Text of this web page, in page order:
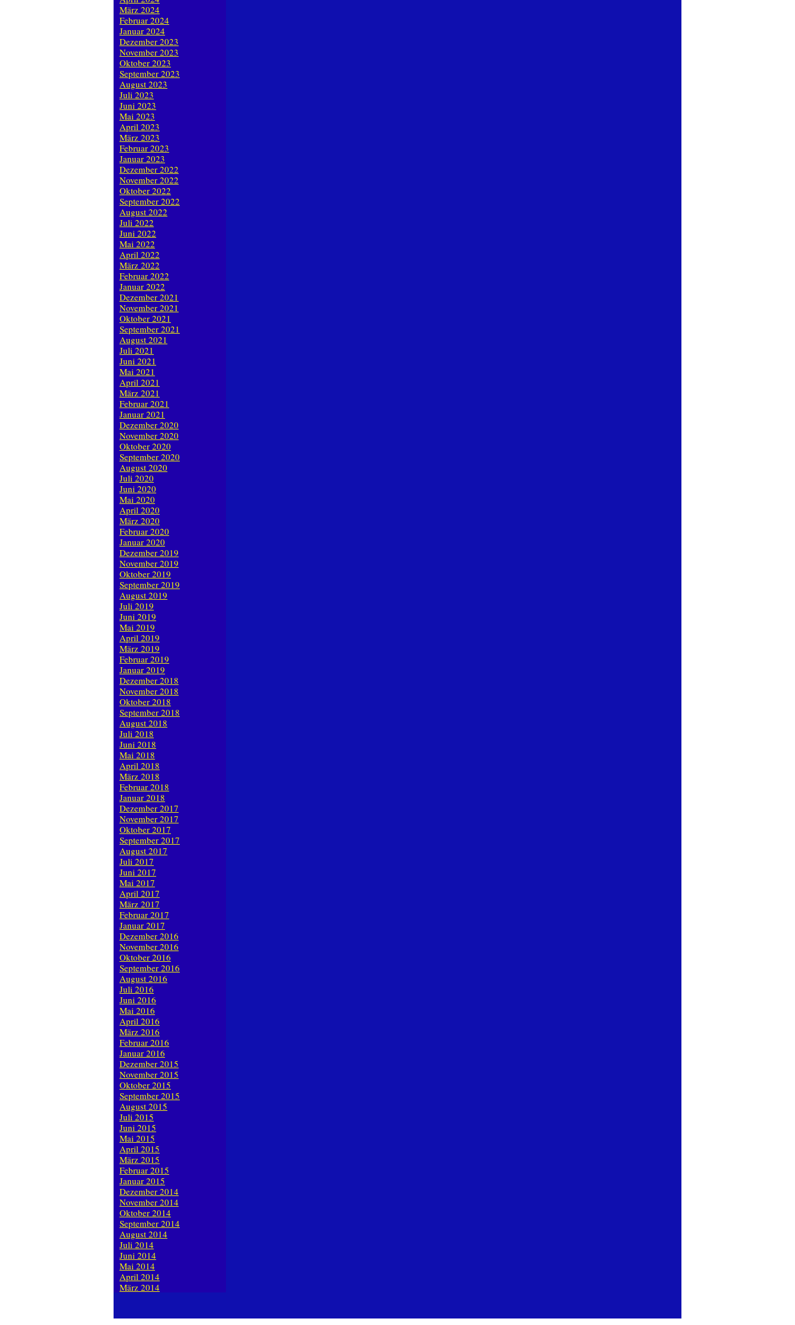
März 2024
Februar 2024
Januar 2024
Dezember 2023
November 2023
Oktober 2023
September 2023
August 2023
Juli 2023
Juni 2023
Mai 2023
April 2023
März 2023
Februar 2023
Januar 2023
Dezember 2022
November 2022
Oktober 2022
September 2022
August 2022
Juli 2022
Juni 2022
Mai 2022
April 2022
März 2022
Februar 2022
Januar 2022
Dezember 2021
November 2021
Oktober 2021
September 2021
August 2021
Juli 2021
Juni 2021
Mai 2021
April 2021
März 2021
Februar 2021
Januar 2021
Dezember 2020
November 2020
Oktober 2020
September 2020
August 2020
Juli 2020
Juni 2020
Mai 2020
April 2020
März 2020
Februar 2020
Januar 2020
Dezember 2019
November 2019
Oktober 2019
September 2019
August 2019
Juli 2019
Juni 2019
Mai 2019
April 2019
März 2019
Februar 2019
Januar 2019
Dezember 2018
November 2018
Oktober 2018
September 2018
August 2018
Juli 2018
Juni 2018
Mai 2018
April 2018
März 2018
Februar 2018
Januar 2018
Dezember 2017
November 2017
Oktober 2017
September 2017
August 2017
Juli 2017
Juni 2017
Mai 2017
April 2017
März 2017
Februar 2017
Januar 2017
Dezember 2016
November 2016
Oktober 2016
September 2016
August 2016
Juli 2016
Juni 2016
Mai 2016
April 2016
März 2016
Februar 2016
Januar 2016
Dezember 2015
November 2015
Oktober 2015
September 2015
August 2015
Juli 2015
Juni 2015
Mai 2015
April 2015
März 2015
Februar 2015
Januar 2015
Dezember 2014
November 2014
Oktober 2014
September 2014
August 2014
Juli 2014
Juni 2014
Mai 2014
April 2014
März 2014